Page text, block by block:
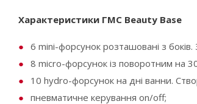
Характеристики ГМС Beauty Base
6 mini-форсунок розташовані з
8 micro-форсунок із поворотним на
10 hydro-форсунок на дні ванни.
пневматичне керування on/off;